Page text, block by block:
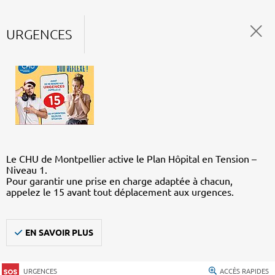
URGENCES
Le CHU de Montpellier active le Plan Hôpital en Tension –
Niveau 1.
Pour garantir une prise en charge adaptée à chacun,
appelez le 15 avant tout déplacement aux urgences.
EN SAVOIR PLUS
URGENCES ACCÈS RAPIDES